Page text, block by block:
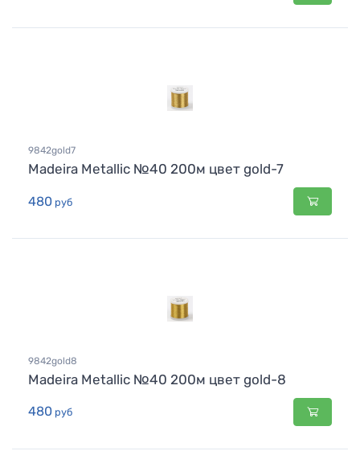
9842gold7
Madeira Metallic №40 200м цвет gold-7
480 руб
9842gold8
Madeira Metallic №40 200м цвет gold-8
480 руб